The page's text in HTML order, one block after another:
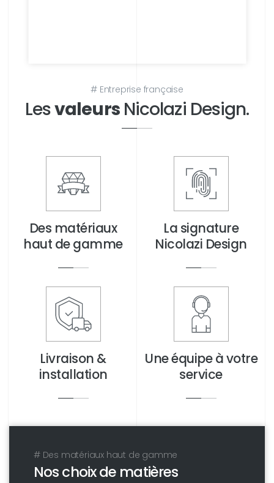
# Entreprise française
LesvaleursNicolazi Design.
Des matériaux
haut de gamme
La signature
Nicolazi Design
Livraison &
installation
Une équipe à votre
service
# Des matériaux haut de gamme
Nos choix de matières